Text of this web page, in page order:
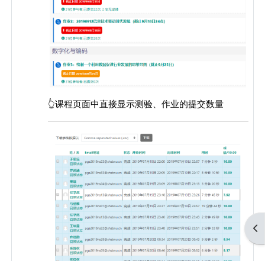
打
👆课程页面中直接显示测验、作业的提交数量